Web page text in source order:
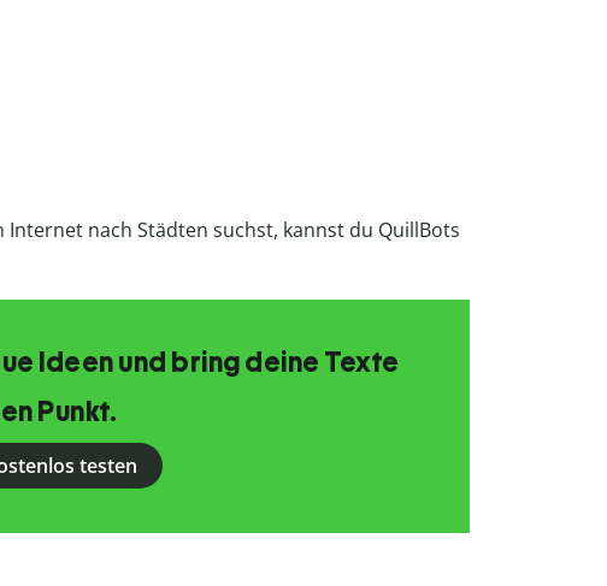
nach Städten suchst, kannst du QuillBots
Ideen und bring deine Texte
Punkt.
testen